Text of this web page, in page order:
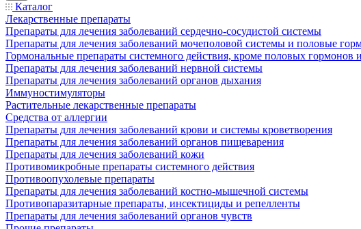
Каталог
Лекарственные препараты
Препараты для лечения заболеваний сердечно-сосудистой системы
Препараты для лечения заболеваний мочеполовой системы и половые
Гормональные препараты системного действия, кроме половых гормонов
Препараты для лечения заболеваний нервной системы
Препараты для лечения заболеваний органов дыхания
Иммуностимуляторы
Растительные лекарственные препараты
Средства от аллергии
Препараты для лечения заболеваний крови и системы кроветворения
Препараты для лечения заболеваний органов пищеварения
Препараты для лечения заболеваний кожи
Противомикробные препараты системного действия
Противоопухолевые препараты
Препараты для лечения заболеваний костно-мышечной системы
Противопаразитарные препараты, инсектициды и репелленты
Препараты для лечения заболеваний органов чувств